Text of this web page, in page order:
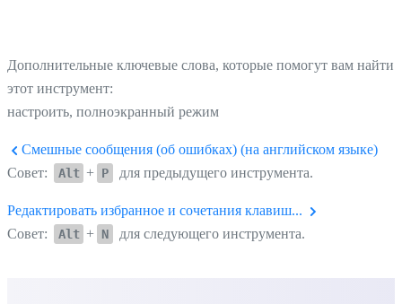
Дополнительные ключевые слова, которые помогут вам найти
этот инструмент:
настроить, полноэкранный режим
Смешные сообщения (об ошибках) (на английском языке)
Совет:
Alt + P для предыдущего инструмента.
Редактировать избранное и сочетания клавиш...
Совет:
Alt + N для следующего инструмента.